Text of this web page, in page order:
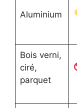
Aluminium
Bois verni,
ciré,
parquet